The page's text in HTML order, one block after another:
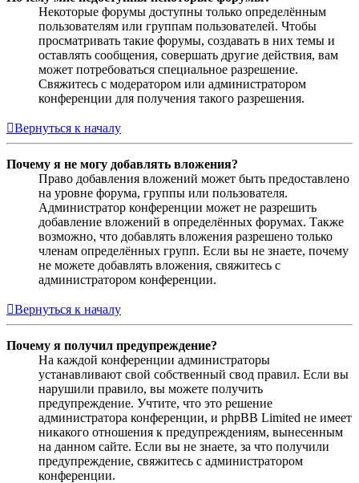
Некоторые форумы доступны только определённым
пользователям или группам пользователей. Чтобы
просматривать такие форумы, создавать в них темы и
оставлять сообщения, совершать другие действия, вам
может потребоваться специальное разрешение.
Свяжитесь с модератором или администратором
конференции для получения такого разрешения.
Вернуться к началу
Почему я не могу добавлять вложения?
Право добавления вложений может быть предоставлено
на уровне форума, группы или пользователя.
Администратор конференции может не разрешить
добавление вложений в определённых форумах. Также
возможно, что добавлять вложения разрешено только
членам определённых групп. Если вы не знаете, почему
не можете добавлять вложения, свяжитесь с
администратором конференции.
Вернуться к началу
Почему я получил предупреждение?
На каждой конференции администраторы
устанавливают свой собственный свод правил. Если вы
нарушили правило, вы можете получить
предупреждение. Учтите, что это решение
администратора конференции, и phpBB Limited не имеет
никакого отношения к предупреждениям, вынесенным
на данном сайте. Если вы не знаете, за что получили
предупреждение, свяжитесь с администратором
конференции.